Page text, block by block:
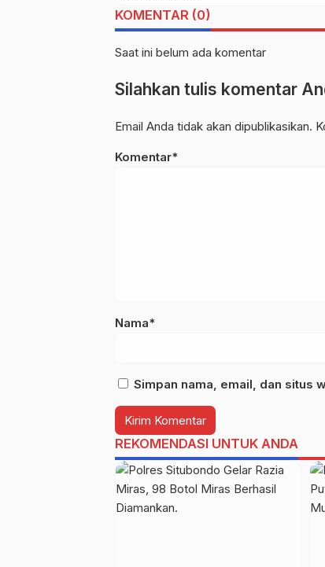
KOMENTAR (0)
Saat ini belum ada komentar
Silahkan tulis komentar
Email Anda tidak akan dipublikasikan.
Komentar*
Nama*
Simpan nama, email, dan situs
REKOMENDASI UNTUK ANDA